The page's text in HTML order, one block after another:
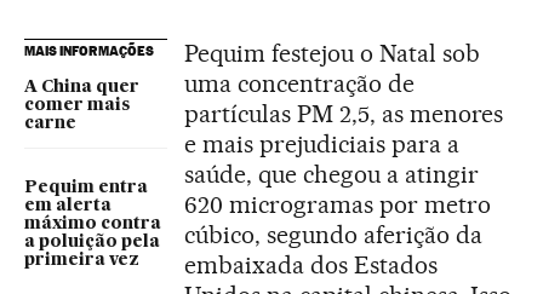
MAIS INFORMAÇÕES
A China quer
comer mais
carne
Pequim entra
em alerta
máximo contra
a poluição pela
primeira vez
Pequim festejou o Natal sob
uma concentração de
partículas PM 2,5, as menores
e mais prejudiciais para a
saúde, que chegou a atingir
620 microgramas por metro
cúbico, segundo aferição da
embaixada dos Estados